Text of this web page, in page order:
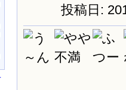
投稿日: